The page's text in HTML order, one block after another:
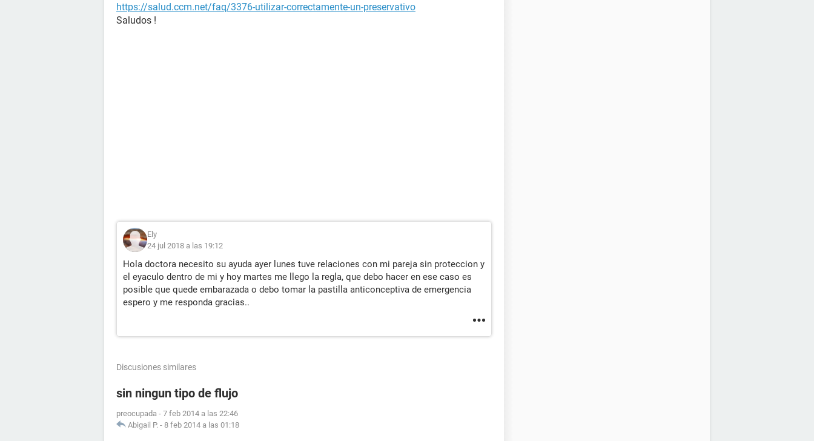
https://salud.ccm.net/faq/3376-utilizar-correctamente-un-preservativo
Saludos !
Ely
24 jul 2018 a las 19:12
Hola doctora necesito su ayuda ayer lunes tuve relaciones con mi pareja sin proteccion y
el eyaculo dentro de mi y hoy martes me llego la regla, que debo hacer en ese caso es
posible que quede embarazada o debo tomar la pastilla anticonceptiva de emergencia
espero y me responda gracias..
Discusiones similares
sin ningun tipo de flujo
preocupada - 7 feb 2014 a las 22:46
Abigail P. - 8 feb 2014 a las 01:18